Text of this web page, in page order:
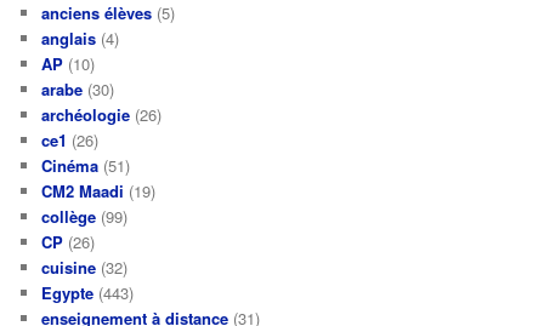
anciens élèves (5)
anglais (4)
AP (10)
arabe (30)
archéologie (26)
ce1 (26)
Cinéma (51)
CM2 Maadi (19)
collège (99)
CP (26)
cuisine (32)
Egypte (443)
enseignement à distance (31)